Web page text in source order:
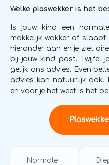
Welke plaswekker is het
Is jouw kind een
makkelijk wakker of slaapt
hieronder aan en je ziet
bij jouw kind past. Twijfel
gelijk ons advies. Even
advies kan natuurlijk ook.
en voor je het weet is het
Normale